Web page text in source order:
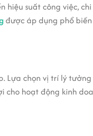
suất công việc,
được áp dụng phổ
chọn vị trí lý
cho hoạt động kinh